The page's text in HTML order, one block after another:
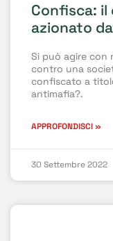
Confisca:
azionato
Si può agire con
contro una
confiscato a
antimafia?.
APPROFONDISCI »
30 Settembre 2022